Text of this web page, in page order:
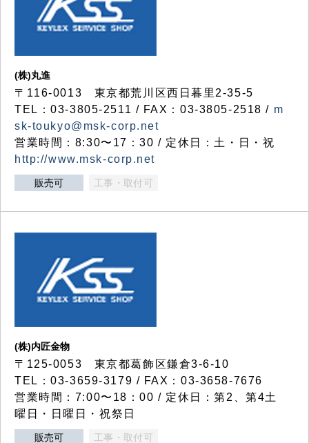
(株)丸進
〒116-0013 東京都荒川区西日暮里2-35-5
TEL：03-3805-2511 / FAX：03-3805-2518 / m
sk-toukyo@msk-corp.net
営業時間：8:30〜17：30 / 定休日：土・日・祝
http://www.msk-corp.net
販売可 工事・取付可
(株)内匠金物
〒125-0053 東京都葛飾区鎌倉3-6-10
TEL：03-3659-3179 / FAX：03-3658-7676
営業時間：7:00〜18：00 / 定休日：第2、第4土
曜日・日曜日・祝祭日
販売可 工事・取付可